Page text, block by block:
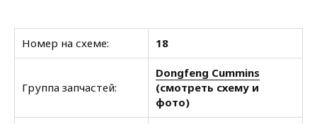
Номер на схеме: 18
Группа запчастей:
Dongfeng Cummins
(смотреть схему и
фото)